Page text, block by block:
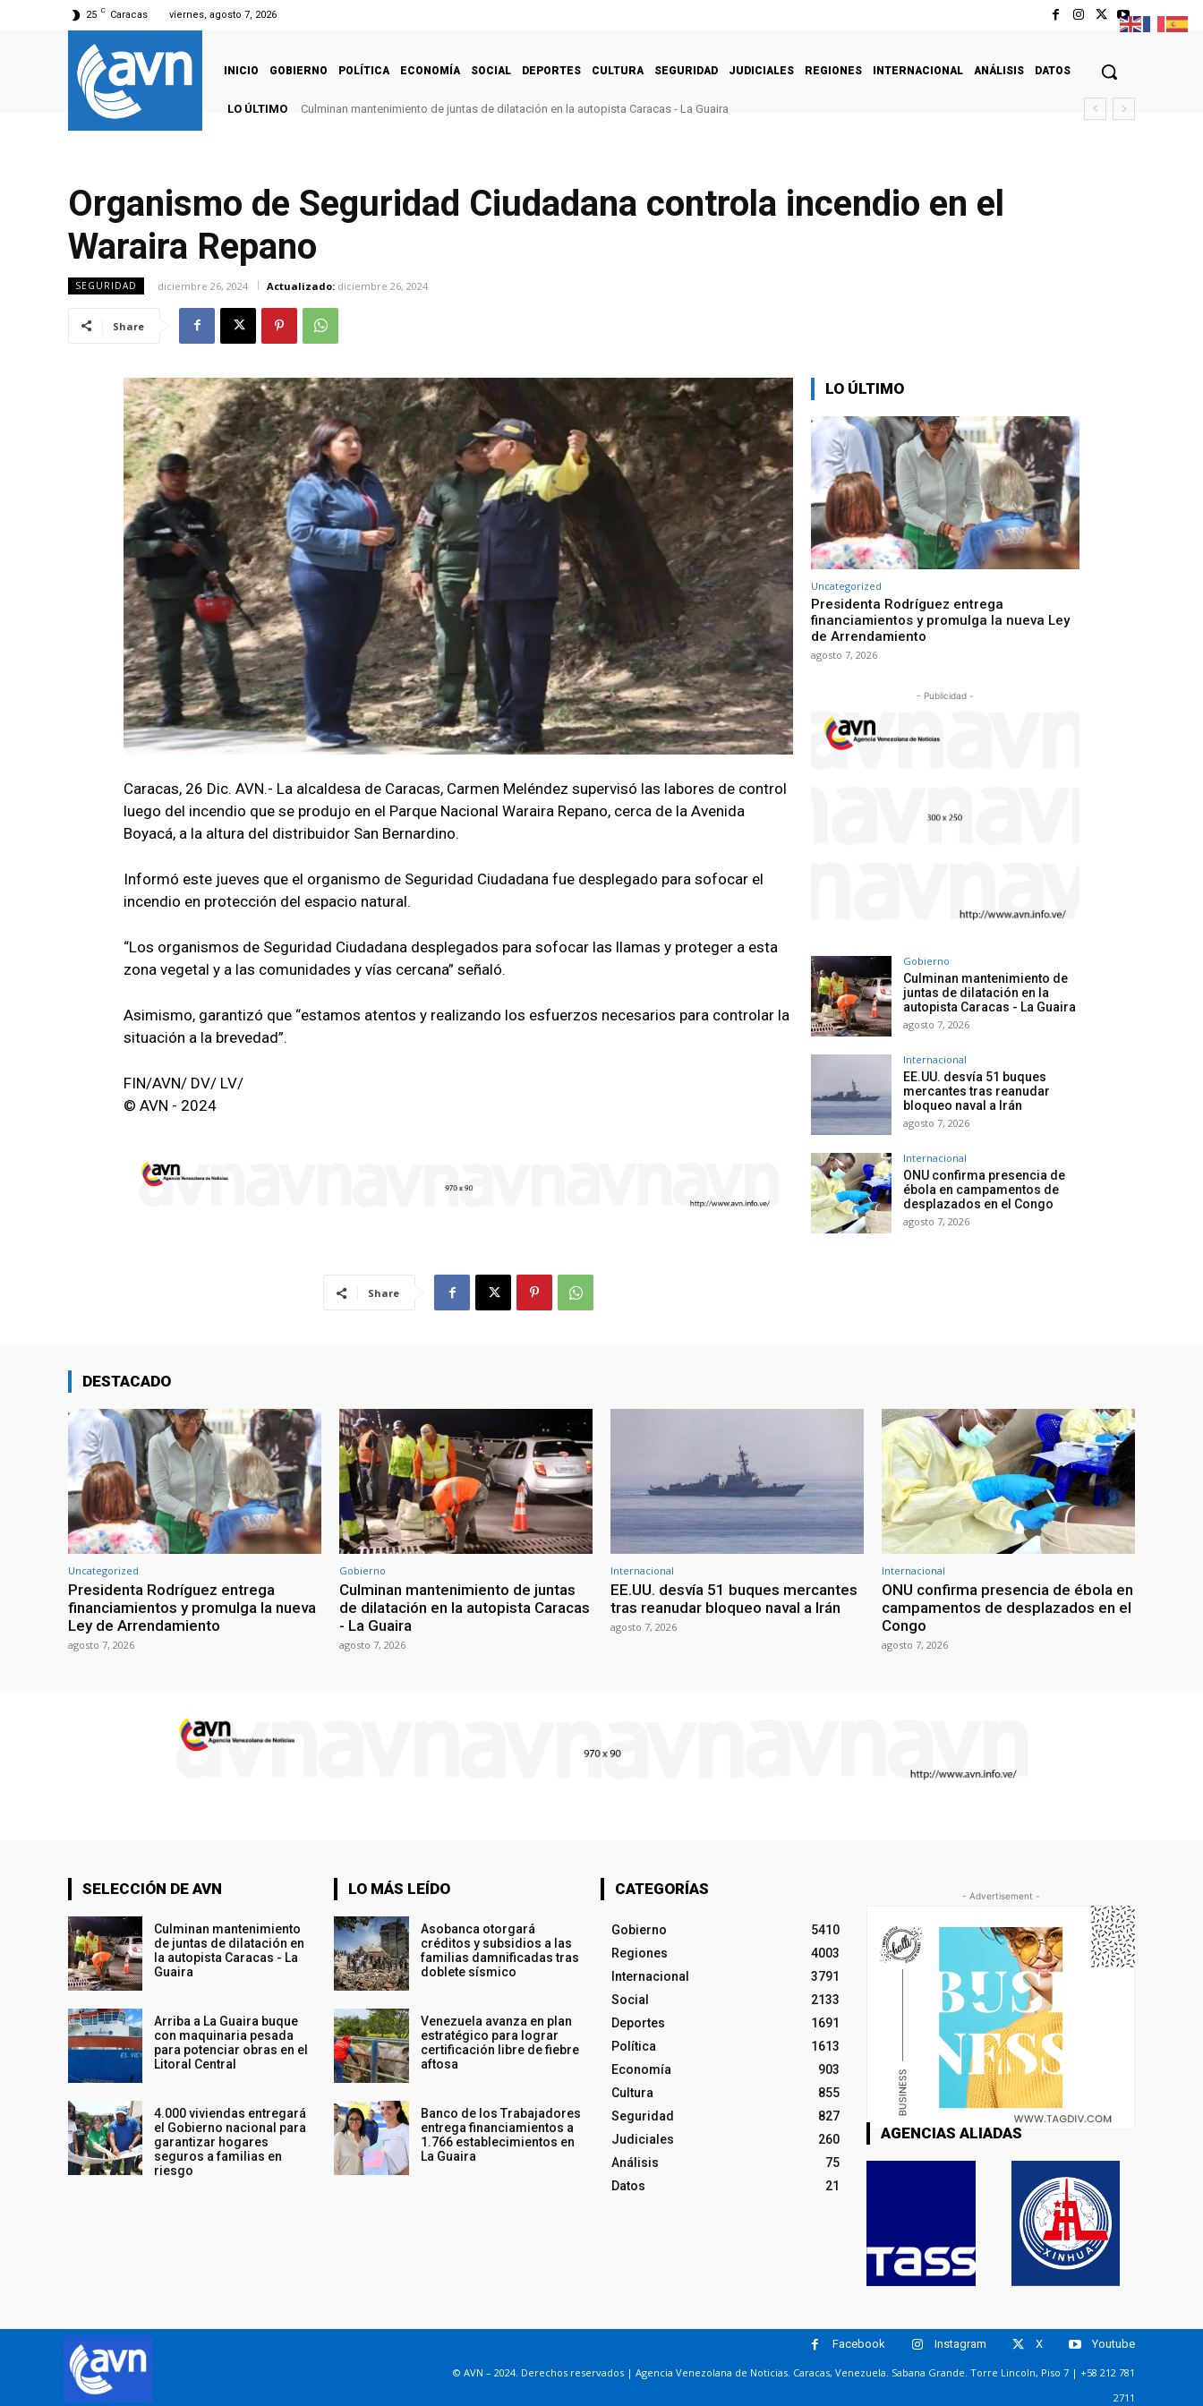
25 C Caracas viernes, agosto 7, 2026
INICIO GOBIERNO POLÍTICA ECONOMÍA SOCIAL DEPORTES CULTURA SEGURIDAD JUDICIALES REGIONES INTERNACIONAL ANÁLISIS DATOS
LO ÚLTIMO Culminan mantenimiento de juntas de dilatación en la autopista Caracas - La Guaira
Organismo de Seguridad Ciudadana controla incendio en el
Waraira Repano
SEGURIDAD diciembre 26, 2024 Actualizado: diciembre 26, 2024
Share
Caracas, 26 Dic. AVN.- La alcaldesa de Caracas, Carmen Meléndez supervisó las labores de control
luego del incendio que se produjo en el Parque Nacional Waraira Repano, cerca de la Avenida
Boyacá, a la altura del distribuidor San Bernardino.
Informó este jueves que el organismo de Seguridad Ciudadana fue desplegado para sofocar el
incendio en protección del espacio natural.
“Los organismos de Seguridad Ciudadana desplegados para sofocar las llamas y proteger a esta
zona vegetal y a las comunidades y vías cercana” señaló.
Asimismo, garantizó que “estamos atentos y realizando los esfuerzos necesarios para controlar la
situación a la brevedad”.
FIN/AVN/ DV/ LV/
© AVN - 2024
Share
LO ÚLTIMO
Uncategorized
Presidenta Rodríguez entrega
financiamientos y promulga la nueva Ley
de Arrendamiento
agosto 7, 2026
- Publicidad -
Gobierno
Culminan mantenimiento de
juntas de dilatación en la
autopista Caracas - La Guaira
agosto 7, 2026
Internacional
EE.UU. desvía 51 buques
mercantes tras reanudar
bloqueo naval a Irán
agosto 7, 2026
Internacional
ONU confirma presencia de
ébola en campamentos de
desplazados en el Congo
agosto 7, 2026
DESTACADO
Uncategorized
Presidenta Rodríguez entrega
financiamientos y promulga la nueva
Ley de Arrendamiento
agosto 7, 2026
Gobierno
Culminan mantenimiento de juntas
de dilatación en la autopista Caracas
- La Guaira
agosto 7, 2026
Internacional
EE.UU. desvía 51 buques mercantes
tras reanudar bloqueo naval a Irán
agosto 7, 2026
Internacional
ONU confirma presencia de ébola en
campamentos de desplazados en el
Congo
agosto 7, 2026
SELECCIÓN DE AVN
Culminan mantenimiento
de juntas de dilatación en
la autopista Caracas - La
Guaira
Arriba a La Guaira buque
con maquinaria pesada
para potenciar obras en el
Litoral Central
4.000 viviendas entregará
el Gobierno nacional para
garantizar hogares
seguros a familias en
riesgo
LO MÁS LEÍDO
Asobanca otorgará
créditos y subsidios a las
familias damnificadas tras
doblete sísmico
Venezuela avanza en plan
estratégico para lograr
certificación libre de fiebre
aftosa
Banco de los Trabajadores
entrega financiamientos a
1.766 establecimientos en
La Guaira
CATEGORÍAS
Gobierno
5410
Regiones
4003
Internacional
3791
Social
2133
Deportes
1691
Política
1613
Economía
903
Cultura
855
Seguridad
827
Judiciales
260
Análisis
75
Datos
21
- Advertisement -
AGENCIAS ALIADAS
Facebook Instagram X Youtube
© AVN – 2024. Derechos reservados | Agencia Venezolana de Noticias. Caracas, Venezuela. Sabana Grande. Torre Lincoln, Piso 7 | +58 212 781
2711